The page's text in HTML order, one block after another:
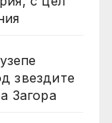
звездите
Загора